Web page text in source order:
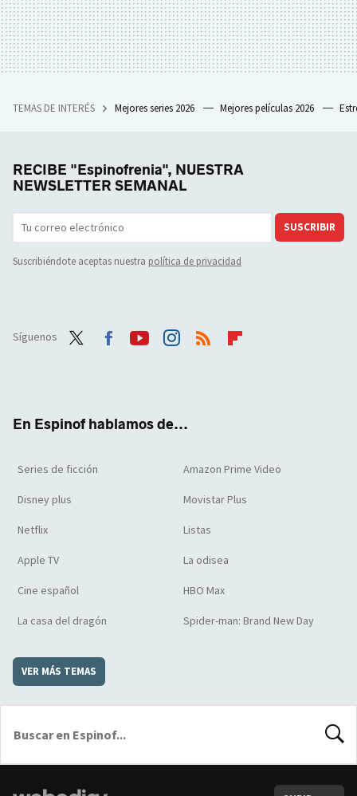
TEMAS DE INTERÉS Mejores series 2026 Mejores películas 2026
RECIBE "Espinofrenia", NUESTRA
NEWSLETTER SEMANAL
SUSCRIBIR
Suscribiéndote aceptas nuestra política de privacidad
Síguenos
En Espinof hablamos de...
Series de ficción Amazon Prime Video
Disney plus Movistar Plus
Netflix Listas
Apple TV La odisea
Cine español HBO Max
La casa del dragón Spider-man: Brand New Day
VER MÁS TEMAS